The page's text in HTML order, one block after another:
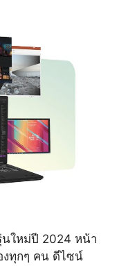
นใหม่ปี 2024 หน้า
งทุกๆ คน ดีไซน์